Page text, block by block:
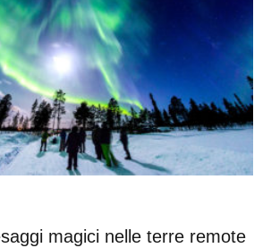
magici nelle terre remote